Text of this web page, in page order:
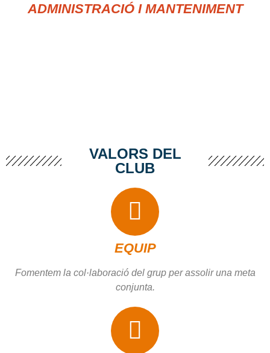
ADMINISTRACIÓ I MANTENIMENT
VALORS DEL
CLUB
EQUIP
Fomentem la col·laboració del grup per assolir una meta
conjunta.